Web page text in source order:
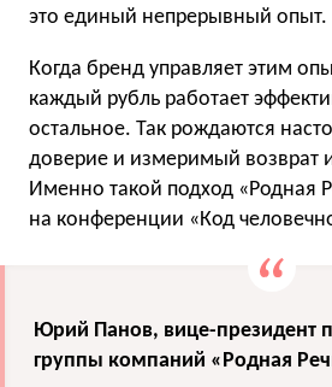
это единый непрерывный опыт.
Когда бренд управляет этим
каждый рубль работает
остальное. Так рождаются
доверие и измеримый возврат
Именно такой подход «Родная
на конференции «Код
Юрий Панов, вице-президент
группы компаний «Родная